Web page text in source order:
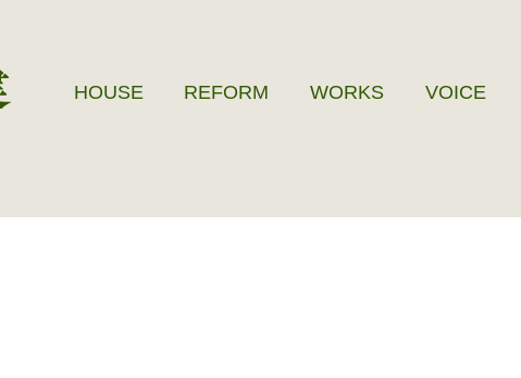
HOUSE REFORM WORKS VOICE